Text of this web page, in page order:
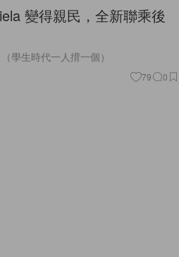
變得親民，全新聯乘後
學生時代一人揹一個）
79 0